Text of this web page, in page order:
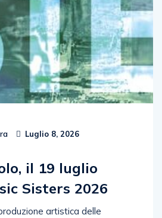
Luglio 8, 2026
il 19 luglio
Sisters 2026
artistica delle